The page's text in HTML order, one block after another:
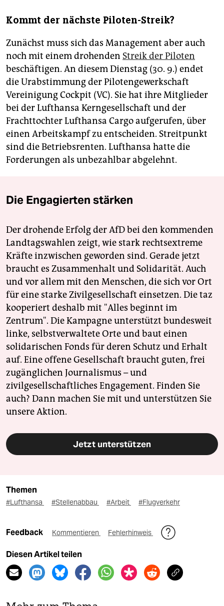
Kommt der nächste Piloten-Streik?
Zunächst muss sich das Management aber auch
noch mit einem drohenden Streik der Piloten
beschäftigen. An diesem Dienstag (30. 9.) endet
die Urabstimmung der Pilotengewerkschaft
Vereinigung Cockpit (VC). Sie hat ihre Mitglieder
bei der Lufthansa Kerngesellschaft und der
Frachttochter Lufthansa Cargo aufgerufen, über
einen Arbeitskampf zu entscheiden. Streitpunkt
sind die Betriebsrenten. Lufthansa hatte die
Forderungen als unbezahlbar abgelehnt.
Die Engagierten stärken
Der drohende Erfolg der AfD bei den kommenden
Landtagswahlen zeigt, wie stark rechtsextreme
Kräfte inzwischen geworden sind. Gerade jetzt
braucht es Zusammenhalt und Solidarität. Auch
und vor allem mit den Menschen, die sich vor Ort
für eine starke Zivilgesellschaft einsetzen. Die taz
kooperiert deshalb mit "Alles beginnt im
Zentrum". Die Kampagne unterstützt bundesweit
linke, selbstverwaltete Orte und baut einen
solidarischen Fonds für deren Schutz und Erhalt
auf. Eine offene Gesellschaft braucht guten, frei
zugänglichen Journalismus – und
zivilgesellschaftliches Engagement. Finden Sie
auch? Dann machen Sie mit und unterstützen Sie
unsere Aktion.
Jetzt unterstützen
Themen
#Lufthansa #Stellenabbau #Arbeit #Flugverkehr
Feedback Kommentieren Fehlerhinweis
Diesen Artikel teilen